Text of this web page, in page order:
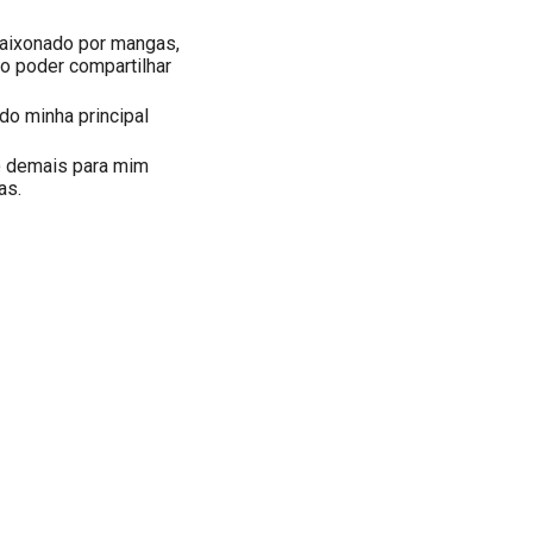
por mangas,
poder compartilhar
minha principal
para mim